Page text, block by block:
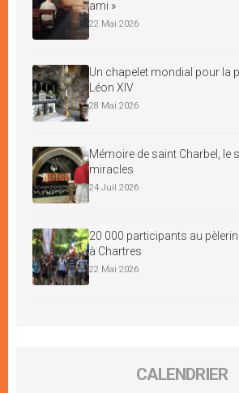
ami »
22 Mai 2026
Un chapelet mondial pour la
Léon XIV
28 Mai 2026
Mémoire de saint Charbel, le
miracles
24 Juil 2026
20 000 participants au
à Chartres
22 Mai 2026
CALENDRIER